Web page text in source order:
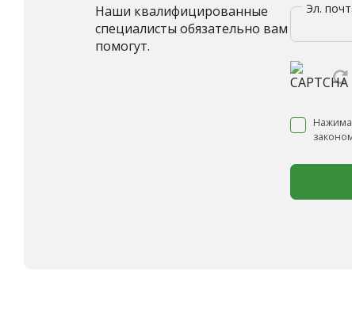
Наши квалифицированные
специалисты обязательно вам
помогут.
Эл.